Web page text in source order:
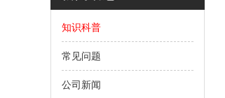
知识科普
常见问题
公司新闻